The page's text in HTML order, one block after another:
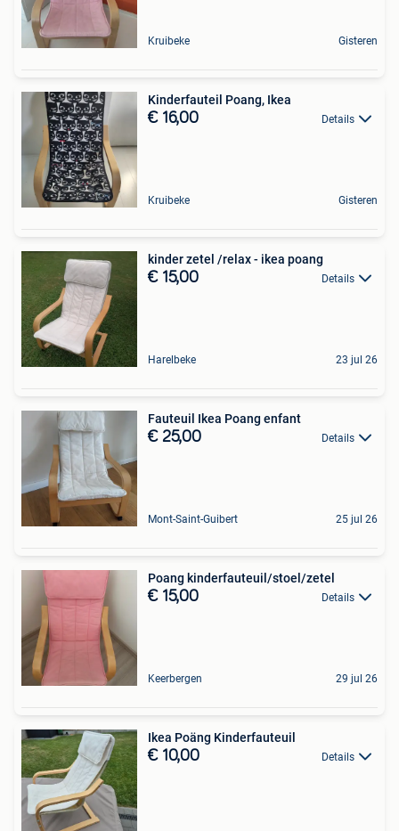
Kruibeke Gisteren
Kinderfauteil Poang, Ikea
€ 16,00 Details
Kruibeke Gisteren
kinder zetel /relax - ikea poang
€ 15,00 Details
Harelbeke 23 jul 26
Fauteuil Ikea Poang enfant
€ 25,00 Details
Mont-Saint-Guibert 25 jul 26
Poang kinderfauteuil/stoel/zetel
€ 15,00 Details
Keerbergen 29 jul 26
Ikea Poäng Kinderfauteuil
€ 10,00 Details